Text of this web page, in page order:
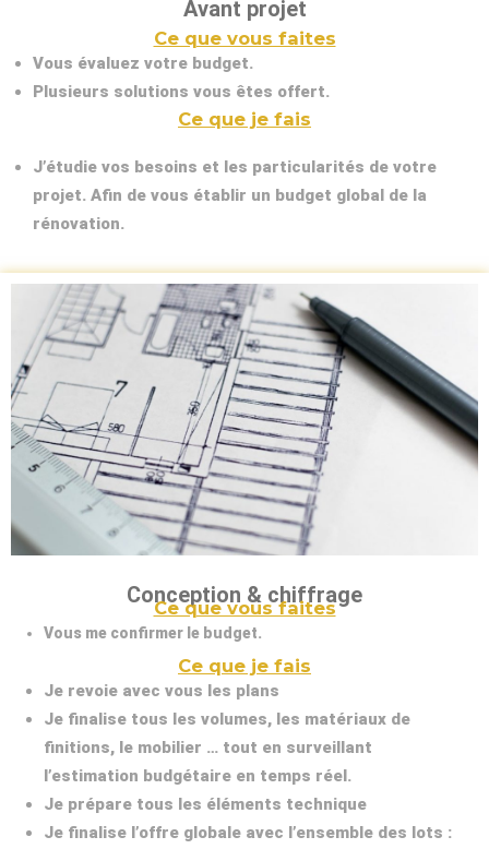
Avant projet
Ce que vous faites
Vous évaluez votre budget.
Plusieurs solutions vous êtes offert.
Ce que je fais
J’étudie vos besoins et les particularités de votre
projet. Afin de vous établir un budget global de la
rénovation.
Conception & chiffrage
Ce que vous faites
Vous me confirmer le budget.
Ce que je fais
Je revoie avec vous les plans
Je finalise tous les volumes, les matériaux de
finitions, le mobilier … tout en surveillant
l’estimation budgétaire en temps réel.
Je prépare tous les éléments technique
Je finalise l’offre globale avec l’ensemble des lots :